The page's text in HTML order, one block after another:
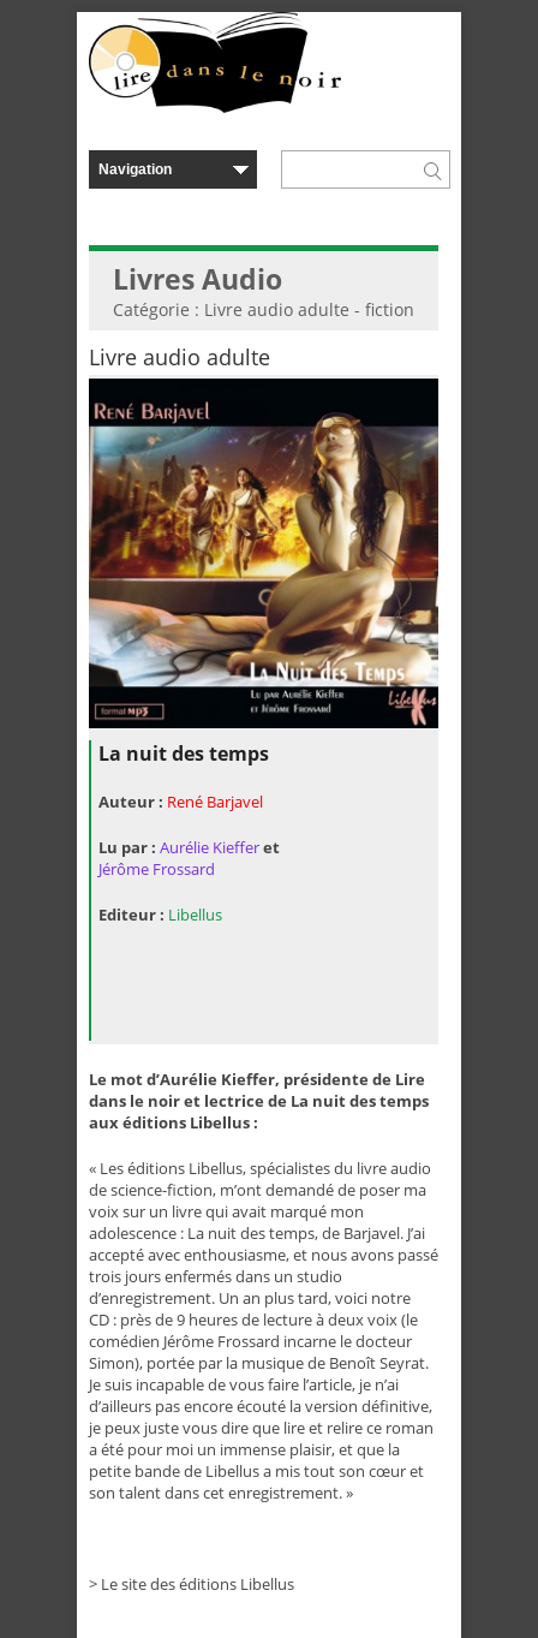
Livres Audio
Catégorie : Livre audio adulte - fiction
Livre audio adulte
La nuit des temps
Auteur : René Barjavel
Lu par : Aurélie Kiefferet
Jérôme Frossard
Editeur : Libellus
Le mot d’Aurélie Kieffer, présidente de Lire
dans le noir et lectrice de La nuit des temps
aux éditions Libellus :
« Les éditions Libellus, spécialistes du livre audio
de science-fiction, m’ont demandé de poser ma
voix sur un livre qui avait marqué mon
adolescence : La nuit des temps, de Barjavel. J’ai
accepté avec enthousiasme, et nous avons passé
trois jours enfermés dans un studio
d’enregistrement. Un an plus tard, voici notre
CD : près de 9 heures de lecture à deux voix (le
comédien Jérôme Frossard incarne le docteur
Simon), portée par la musique de Benoît Seyrat.
Je suis incapable de vous faire l’article, je n’ai
d’ailleurs pas encore écouté la version définitive,
je peux juste vous dire que lire et relire ce roman
a été pour moi un immense plaisir, et que la
petite bande de Libellus a mis tout son cœur et
son talent dans cet enregistrement. »
> Le site des éditions Libellus